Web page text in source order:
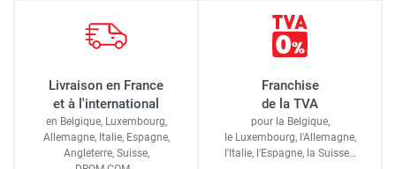
Livraison en France
et à l'international
en Belgique, Luxembourg,
Allemagne, Italie, Espagne,
Angleterre, Suisse,
Franchise
de la TVA
pour la Belgique,
le Luxembourg, l'Allemagne,
l'Italie, l'Espagne, la Suisse…